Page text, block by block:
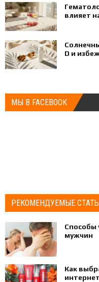
влияет
D и
МЫ В FACEBOOK
РЕКОМЕНДУЕМЫЕ
Способы
мужчин
Как